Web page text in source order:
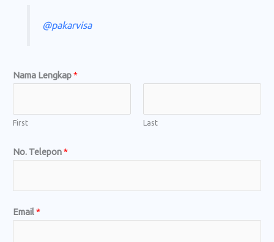
@pakarvisa
Nama Lengkap*
First Last
No. Telepon*
Email*